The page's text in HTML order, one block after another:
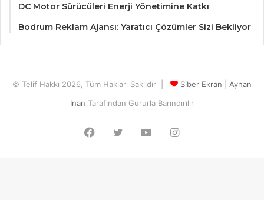
DC Motor Sürücüleri Enerji Yönetimine Katkı
Bodrum Reklam Ajansı: Yaratıcı Çözümler Sizi Bekliyor
© Telif Hakkı 2026, Tüm Hakları Saklıdır | Siber Ekran
Ayhan
İnan Tarafından Gururla Barındırılır
Facebook
Twitter YouTubeInstagram